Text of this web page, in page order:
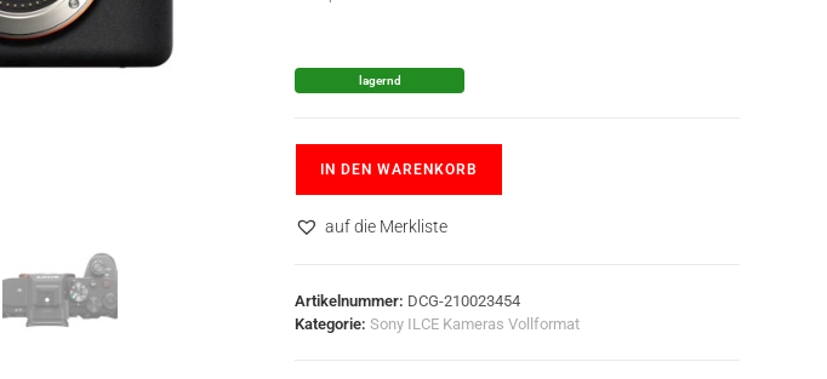
lagernd
IN DEN WARENKORB
auf die Merkliste
Artikelnummer: DCG-210023454
Kategorie:Sony ILCE Kameras Vollformat